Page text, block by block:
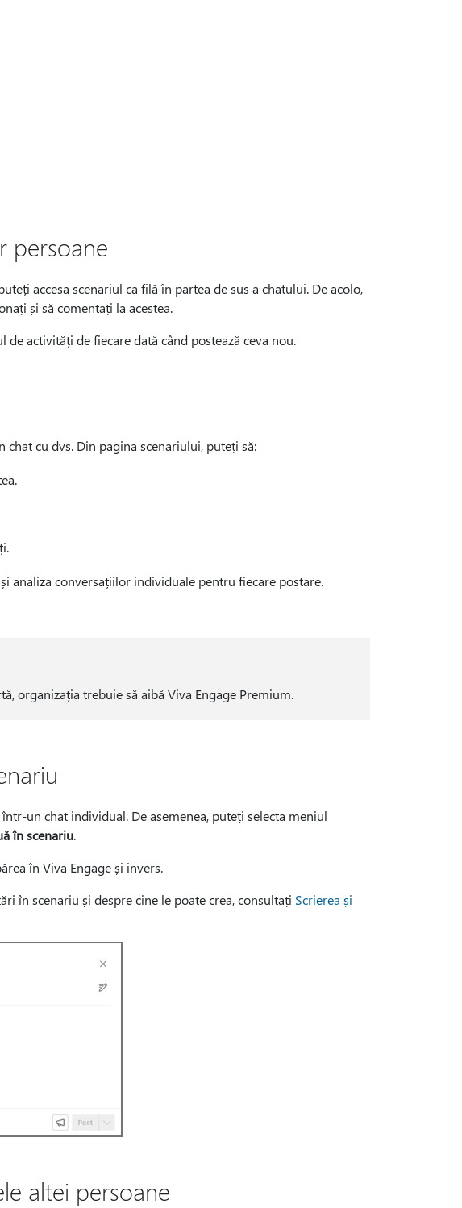
persoane
accesa scenariul ca filă în partea de sus a chatului. De acolo,
și să comentați la acestea.
activități de fiecare dată când postează ceva nou.
cu dvs. Din pagina scenariului, puteți să:
analiza conversațiilor individuale pentru fiecare postare.
organizația trebuie să aibă Viva Engage Premium.
un chat individual. De asemenea, puteți selecta meniul
în scenariu.
în Viva Engage și invers.
în scenariu și despre cine le poate crea, consultați Scrierea și
altei persoane